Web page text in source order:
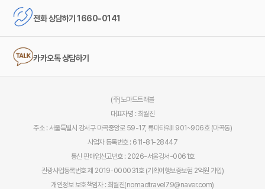
전화 상담하기 1660-0141
카카오톡 상담하기
(주)노마드트래블
대표자명 : 최월진
주소 : 서울특별시 강서구 마곡중앙로 59-17, 류마타워Ⅱ 901~906호 (마곡동)
사업자 등록번호 : 611-81-28447
통신 판매업신고번호 : 2026-서울강서-0061호
관광사업등록번호 제 2019-000031호 (기획여행보증보험 2억원 가입)
개인정보 보호책임자 : 최월진(nomadtravel79@naver.com)